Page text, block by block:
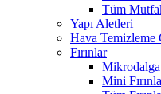
Tüm
Yapı Aletleri
Hava Temizleme
Fırınlar
Mikrodalga
Mini